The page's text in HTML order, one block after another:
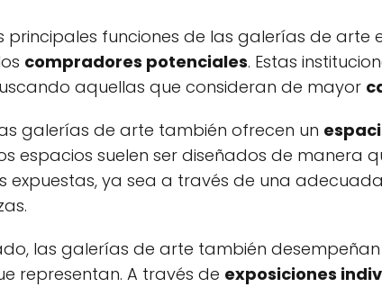
principales funciones de las galerías de arte
compradores potenciales. Estas
aquellas que consideran de mayor
galerías de arte también ofrecen un
espacios suelen ser diseñados de manera
expuestas, ya sea a través de una adecuada
las galerías de arte también
representan. A través de exposiciones